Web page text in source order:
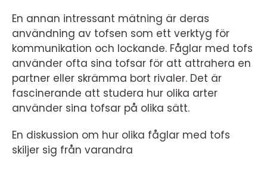
En annan intressant mätning är deras
användning av tofsen som ett verktyg för
kommunikation och lockande. Fåglar med tofs
använder ofta sina tofsar för att attrahera en
partner eller skrämma bort rivaler. Det är
fascinerande att studera hur olika arter
använder sina tofsar på olika sätt.
En diskussion om hur olika fåglar med tofs
skiljer sig från varandra